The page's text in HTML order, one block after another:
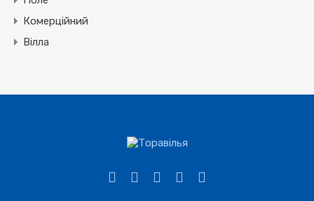
Комерційний
Вілла